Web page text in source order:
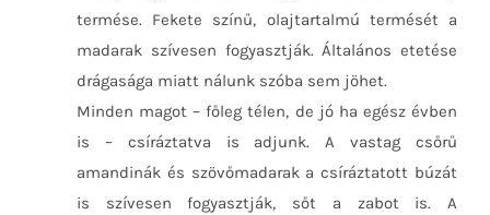
termése. Fekete színű, olajtartalmú termését a
madarak szívesen fogyasztják. Általános etetése
drágasága miatt nálunk szóba sem jöhet.
Minden magot – főleg télen, de jó ha egész évben
is – csíráztatva is adjunk. A vastag csőrű
amandinák és szövőmadarak a csíráztatott búzát
is szívesen fogyasztják, sőt a zabot is. A